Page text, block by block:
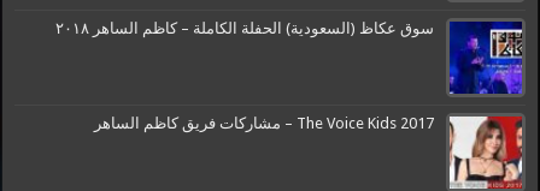
سوق عكاظ (السعودية) الحفلة الكاملة – كاظم الساهر ٢٠١٨
The Voice Kids 2017 – مشاركات فريق كاظم الساهر